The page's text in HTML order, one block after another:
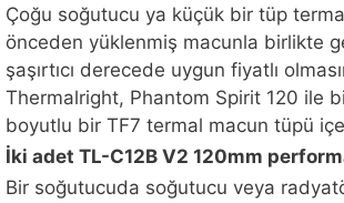
Çoğu soğutucu ya küçük bir tüp
önceden yüklenmiş macunla birlikte
şaşırtıcı derecede uygun fiyatlı
Thermalright, Phantom Spirit 120 ile
boyutlu bir TF7 termal macun tüpü
İki adet TL-C12B V2 120mm
Bir soğutucuda soğutucu veya